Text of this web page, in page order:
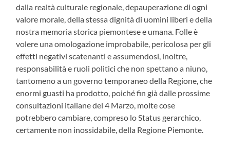
dalla realtà culturale regionale, depauperazione di ogni
valore morale, della stessa dignità di uomini liberi e della
nostra memoria storica piemontese e umana. Folle è
volere una omologazione improbabile, pericolosa per gli
effetti negativi scatenanti e assumendosi, inoltre,
responsabilità e ruoli politici che non spettano a niuno,
tantomeno a un governo temporaneo della Regione, che
enormi guasti ha prodotto, poiché fin già dalle prossime
consultazioni italiane del 4 Marzo, molte cose
potrebbero cambiare, compreso lo Status gerarchico,
certamente non inossidabile, della Regione Piemonte.